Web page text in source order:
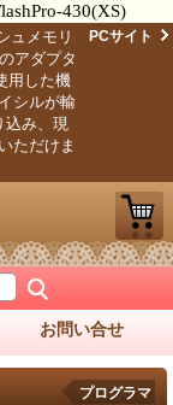
430(XS)
ュメモリ
アダプタ
用した機
シルが輸
込み、現
ただけま
PCサイト
お問い合せ
プログラマ